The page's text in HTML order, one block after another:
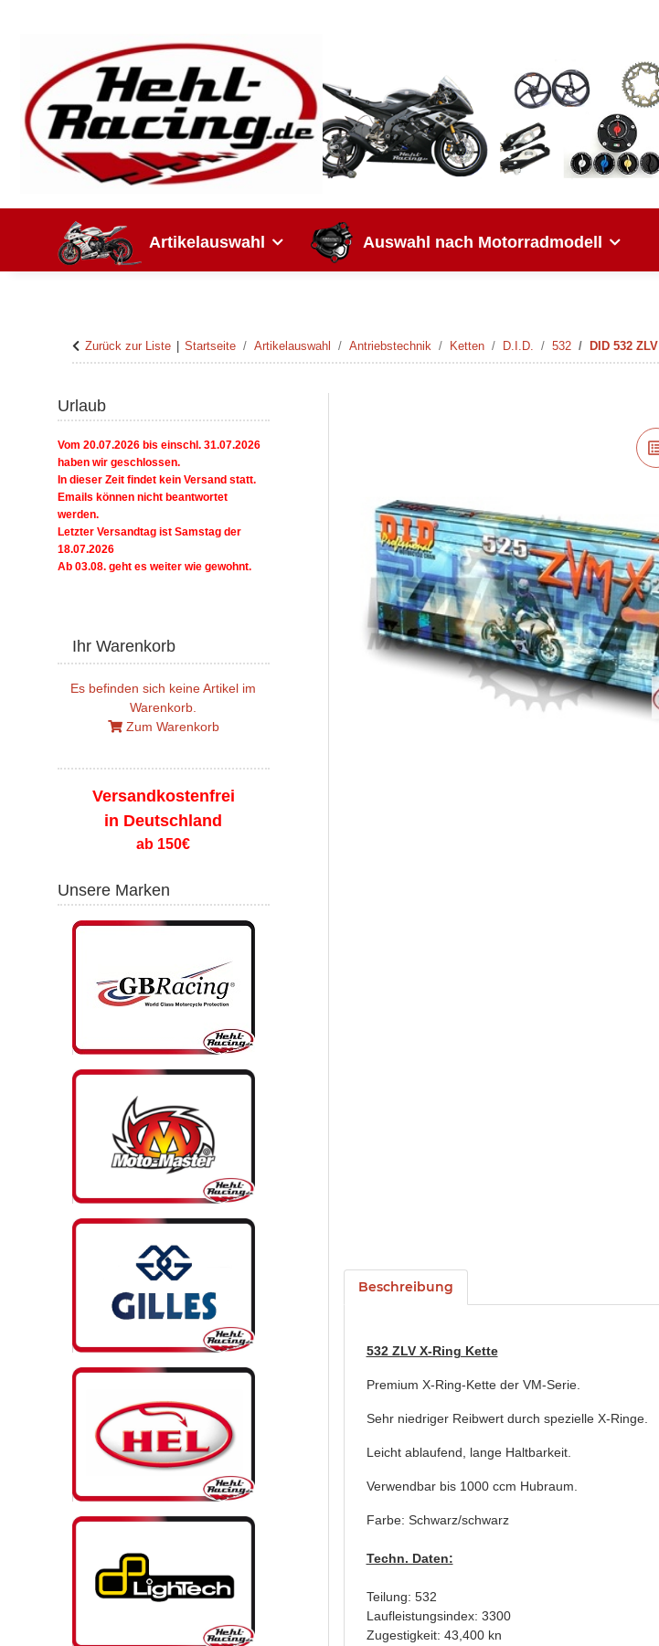
Artikelauswahl Auswahl nach Motorradmodell
Zurück zur Liste Startseite Artikelauswahl Antriebstechnik Ketten D.I.D. 532 DID 532 ZLV
Beschreibung
532 ZLV X-Ring Kette
Premium X-Ring-Kette der VM-Serie.
Sehr niedriger Reibwert durch spezielle X-Ringe.
Leicht ablaufend, lange Haltbarkeit.
Verwendbar bis 1000 ccm Hubraum.
Farbe: Schwarz/schwarz
Techn. Daten:
Teilung: 532
Laufleistungsindex: 3300
Zugestigkeit: 43,400 kn
Urlaub
Vom 20.07.2026 bis einschl. 31.07.2026
haben wir geschlossen.
In dieser Zeit findet kein Versand statt.
Emails können nicht beantwortet
werden.
Letzter Versandtag ist Samstag der
18.07.2026
Ab 03.08. geht es weiter wie gewohnt.
Ihr Warenkorb
Es befinden sich keine Artikel im
Warenkorb.
Zum Warenkorb
Versandkostenfrei
in Deutschland
ab 150€
Unsere Marken